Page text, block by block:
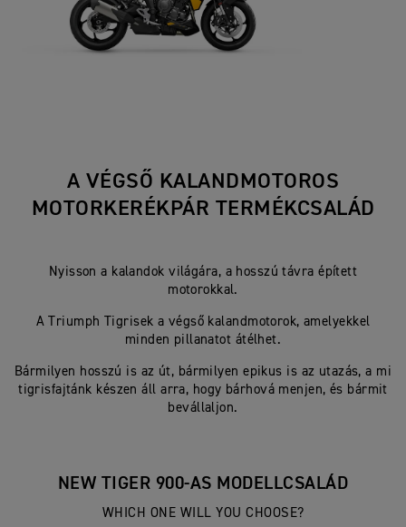
A VÉGSŐ KALANDMOTOROS
MOTORKERÉKPÁR TERMÉKCSALÁD
Nyisson a kalandok világára, a hosszú távra épített
motorokkal.
A Triumph Tigrisek a végső kalandmotorok, amelyekkel
minden pillanatot átélhet.
Bármilyen hosszú is az út, bármilyen epikus is az utazás, a mi
tigrisfajtánk készen áll arra, hogy bárhová menjen, és bármit
bevállaljon.
NEW TIGER 900-AS MODELLCSALÁD
WHICH ONE WILL YOU CHOOSE?